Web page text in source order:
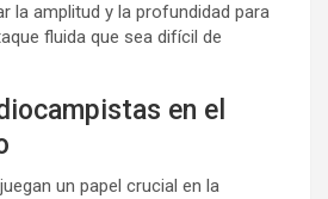
la amplitud y la profundidad para
fluida que sea difícil de
en el
un papel crucial en la